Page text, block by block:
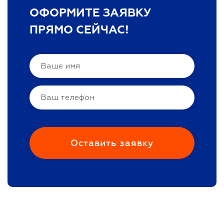
ОФОРМИТЕ ЗАЯВКУ
ПРЯМО СЕЙЧАС!